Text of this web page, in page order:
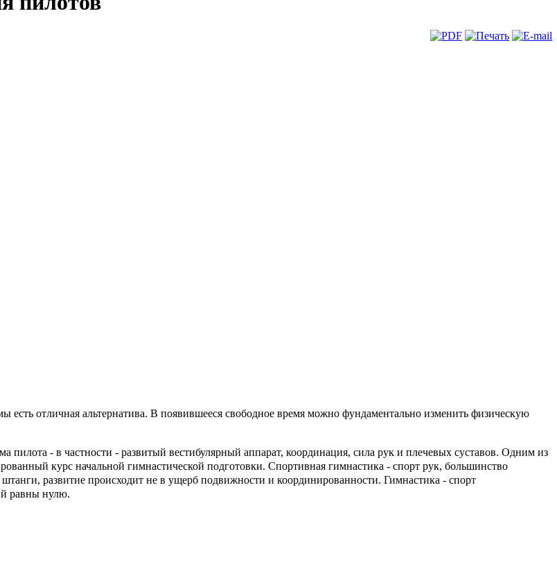
есть отличная альтернатива. В появившееся свободное время можно фундаментально изменить физическую
- в частности - развитый вестибулярный аппарат, координация, сила рук и плечевых суставов. Одним из
курс начальной гимнастической подготовки. Спортивная гимнастика - спорт рук, большинство
развитие происходит не в ущерб подвижности и координированности. Гимнастика - спорт
равны нулю.